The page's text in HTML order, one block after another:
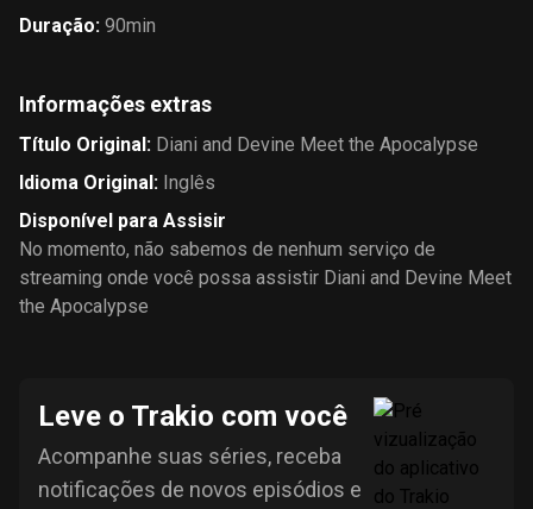
Duração: 90min
Informações extras
Título Original: Diani and Devine Meet the Apocalypse
Idioma Original: Inglês
Disponível para Assisir
No momento, não sabemos de nenhum serviço de
streaming onde você possa assistir Diani and Devine Meet
the Apocalypse
Leve o Trakio com você
Acompanhe suas séries, receba
notificações de novos episódios e